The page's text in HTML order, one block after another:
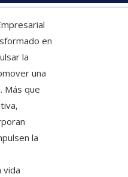
en
la
una
Más que
la
vida